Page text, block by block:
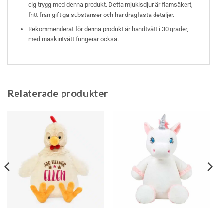
dig trygg med denna produkt. Detta mjukisdjur är flamsäkert,
fritt från giftiga substanser och har dragfasta detaljer.
Rekommenderat för denna produkt är handtvätt i 30 grader,
med maskintvätt fungerar också.
Relaterade produkter